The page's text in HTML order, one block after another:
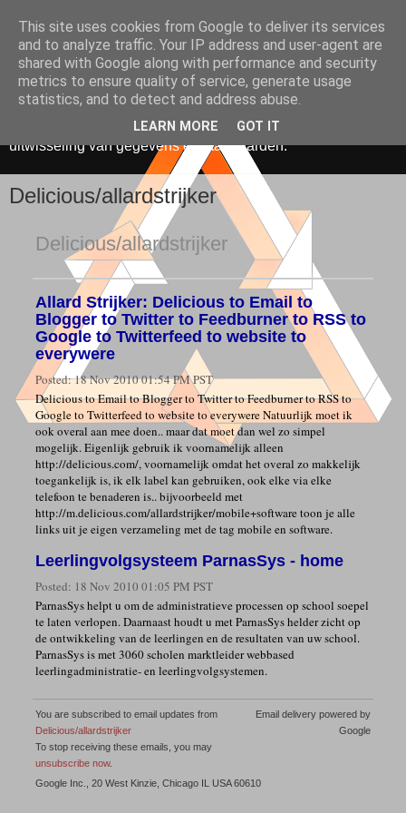
Media, Onderwijs &
Innovatie
De toepassing van ICT in onderwijs. Gericht op hergebruik,
uitwisseling van gegevens en standaarden.
Delicious/allardstrijker
Delicious/allardstrijker
Allard Strijker: Delicious to Email to
Blogger to Twitter to Feedburner to RSS to
Google to Twitterfeed to website to
everywere
Posted:18 Nov 2010 01:54 PM PST
Delicious to Email to Blogger to Twitter to Feedburner to RSS to
Google to Twitterfeed to website to everywere Natuurlijk moet ik
ook overal aan mee doen.. maar dat moet dan wel zo simpel
mogelijk. Eigenlijk gebruik ik voornamelijk alleen
http://delicious.com/, voornamelijk omdat het overal zo makkelijk
toegankelijk is, ik elk label kan gebruiken, ook elke via elke
telefoon te benaderen is.. bijvoorbeeld met
http://m.delicious.com/allardstrijker/mobile+software toon je alle
links uit je eigen verzameling met de tag mobile en software.
Leerlingvolgsysteem ParnasSys - home
Posted: 18 Nov 2010 01:05 PM PST
ParnasSys helpt u om de administratieve processen op school soepel
te laten verlopen. Daarnaast houdt u met ParnasSys helder zicht op
de ontwikkeling van de leerlingen en de resultaten van uw school.
ParnasSys is met 3060 scholen marktleider webbased
leerlingadministratie- en leerlingvolgsystemen.
You are subscribed to email updates from
Delicious/allardstrijker
To stop receiving these emails, you may
unsubscribe now.
Email delivery powered by
Google
Google Inc., 20 West Kinzie, Chicago IL USA 60610
This site uses cookies from Google to deliver its services
and to analyze traffic. Your IP address and user-agent are
shared with Google along with performance and security
metrics to ensure quality of service, generate usage
statistics, and to detect and address abuse.
LEARN MORE GOT IT